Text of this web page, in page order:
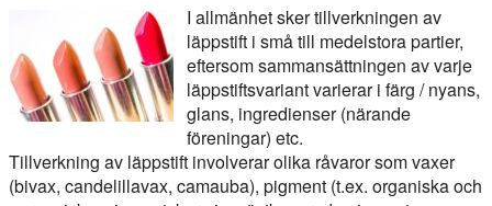
I allmänhet sker tillverkningen av
läppstift i små till medelstora partier,
eftersom sammansättningen av varje
läppstiftsvariant varierar i färg / nyans,
glans, ingredienser (närande
föreningar) etc.
Tillverkning av läppstift involverar olika råvaror som vaxer
(bivax, candelillavax, camauba), pigment (t.ex. organiska och